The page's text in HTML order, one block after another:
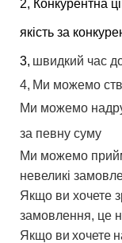
2, Конкурентна
якість за
3, швидкий час
4, Ми можемо
Ми можемо
за певну суму
Ми можемо
невеликі
Якщо ви хочете
замовлення, це
Якщо ви хочете